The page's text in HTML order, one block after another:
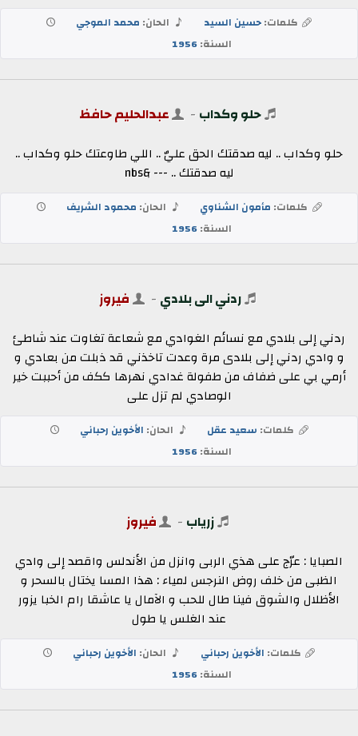
كلمات:حسين السيد الحان: محمد الموجي
السنة:1956
حلو وكداب - عبدالحليم حافظ
حلو وكداب .. ليه صدقتك الحق عليٌ .. اللي طاوعتك حلو وكداب ..
ليه صدقتك .. --- &nbs
كلمات: مأمون الشناوي الحان: محمود الشريف
السنة:1956
ردني الى بلادي - فيروز
ردني إلى بلادي مع نسائم الغوادي مع شعاعة تغاوت عند شاطئ
و وادي ردني إلى بلادى مرة وعدت تاخذني قد ذبلت من بعادي و
أرمي بي على ضفاف من طفولة غدادي نهرها ككف من أحببت خير
الوصادي لم تزل على
كلمات: سعيد عقل الحان: الأخوين رحباني
السنة:1956
زرياب - فيروز
الصبايا : عرّج على هذي الربى وانزل من الأندلس واقصد إلى وادي
الظبى من خلف روض النرجس لمياء : هذا المسا يختال بالسحر و
الأظلال والشوق فينا طال للحب و الآمال يا عاشقا رام الخبا يزور
عند الغلس يا طول
كلمات: الأخوين رحباني الحان: الأخوين رحباني
السنة:1956